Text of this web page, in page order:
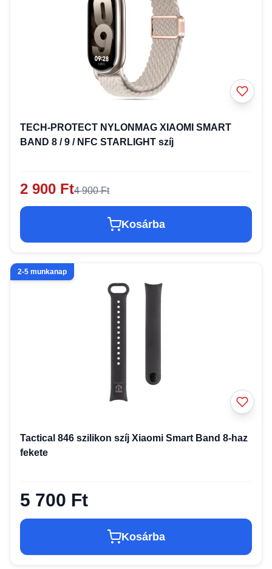
TECH-PROTECT NYLONMAG XIAOMI SMART
BAND 8 / 9 / NFC STARLIGHT szíj
2 900 Ft4 900 Ft
Kosárba
2-5 munkanap
Tactical 846 szilikon szíj Xiaomi Smart Band 8-haz
fekete
5 700 Ft
Kosárba